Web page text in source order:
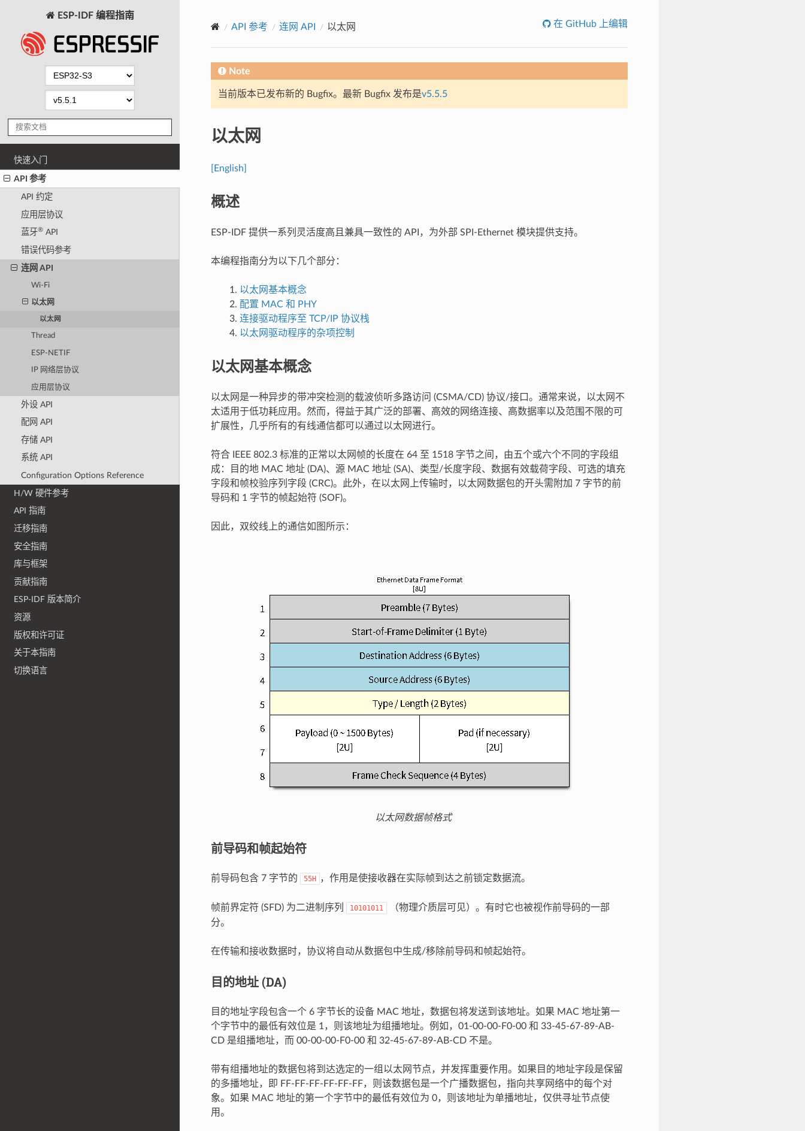
ESP-IDF 编程指南
快速入门
API 参考
API 约定
应用层协议
蓝牙®API
错误代码参考
连网 API
Wi-Fi
以太网
以太网
Thread
ESP-NETIF
IP 网络层协议
应用层协议
外设 API
配网 API
存储 API
系统 API
Configuration Options Reference
H/W 硬件参考
API 指南
迁移指南
安全指南
库与框架
贡献指南
ESP-IDF 版本简介
资源
版权和许可证
关于本指南
切换语言
API 参考 连网 API 以太网 在 GitHub 上编辑
Note
当前版本已发布新的 Bugfix。最新 Bugfix 发布是v5.5.5
以太网
[English]
概述
ESP-IDF 提供一系列灵活度高且兼具一致性的 API，为外部 SPI-Ethernet 模块提供支持。
本编程指南分为以下几个部分：
以太网基本概念
配置 MAC 和 PHY
连接驱动程序至 TCP/IP 协议栈
以太网驱动程序的杂项控制
以太网基本概念
以太网是一种异步的带冲突检测的载波侦听多路访问 (CSMA/CD) 协议/接口。通常来说，以太网不
太适用于低功耗应用。然而，得益于其广泛的部署、高效的网络连接、高数据率以及范围不限的可
扩展性，几乎所有的有线通信都可以通过以太网进行。
符合 IEEE 802.3 标准的正常以太网帧的长度在 64 至 1518 字节之间，由五个或六个不同的字段组
成：目的地 MAC 地址 (DA)、源 MAC 地址 (SA)、类型/长度字段、数据有效载荷字段、可选的填充
字段和帧校验序列字段 (CRC)。此外，在以太网上传输时，以太网数据包的开头需附加 7 字节的前
导码和 1 字节的帧起始符 (SOF)。
因此，双绞线上的通信如图所示：
以太网数据帧格式
前导码和帧起始符
前导码包含 7 字节的 55H ，作用是使接收器在实际帧到达之前锁定数据流。
帧前界定符 (SFD) 为二进制序列 10101011
（物理介质层可见）。有时它也被视作前导码的一部
分。
在传输和接收数据时，协议将自动从数据包中生成/移除前导码和帧起始符。
目的地址 (DA)
目的地址字段包含一个 6 字节长的设备 MAC 地址，数据包将发送到该地址。如果 MAC 地址第一
个字节中的最低有效位是 1，则该地址为组播地址。例如，01-00-00-F0-00 和 33-45-67-89-AB-
CD 是组播地址，而 00-00-00-F0-00 和 32-45-67-89-AB-CD 不是。
带有组播地址的数据包将到达选定的一组以太网节点，并发挥重要作用。如果目的地址字段是保留
的多播地址，即 FF-FF-FF-FF-FF-FF，则该数据包是一个广播数据包，指向共享网络中的每个对
象。如果 MAC 地址的第一个字节中的最低有效位为 0，则该地址为单播地址，仅供寻址节点使
用。